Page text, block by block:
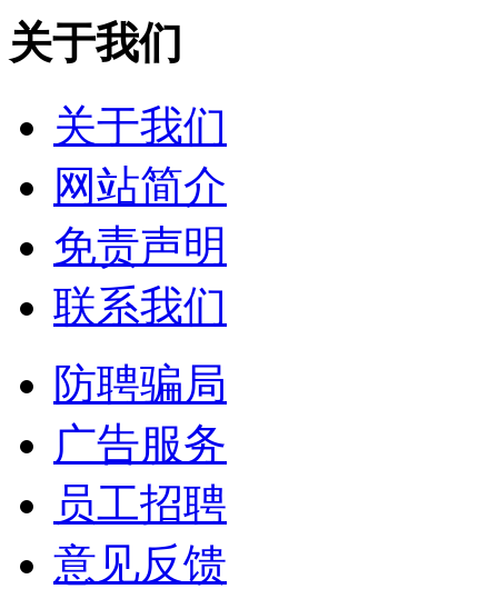
关于我们
关于我们
网站简介
免责声明
联系我们
防聘骗局
广告服务
员工招聘
意见反馈